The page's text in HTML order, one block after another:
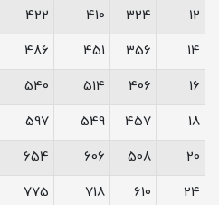
12
324
410
422
14
356
451
486
16
406
514
540
18
457
549
597
20
508
606
654
24
610
718
775